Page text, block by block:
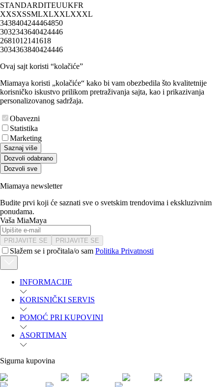
STANDARDITEUUKFR
XXSXSSMLXLXXLXXXL
3438404244464850
3032343640424446
2681012141618
3034363840424446
Ovaj sajt koristi “kolačiće”
Miamaya koristi „kolačiće“ kako bi vam obezbedila što kvalitetnije
korisničko iskustvo prilikom pretraživanja sajta, kao i prikazivanja
personalizovanog sadržaja.
Obavezni
Statistika
Marketing
Saznaj više
Dozvoli odabrano
Dozvoli sve
Miamaya newsletter
Budite prvi koji će saznati sve o svetskim trendovima i ekskluzivnim
ponudama.
Vaša MiaMaya
PRIJAVITE SE PRIJAVITE SE
Slažem se i pročitala/o sam Politika Privatnosti
INFORMACIJE
KORISNIČKI SERVIS
POMOĆ PRI KUPOVINI
ASORTIMAN
Sigurna kupovina